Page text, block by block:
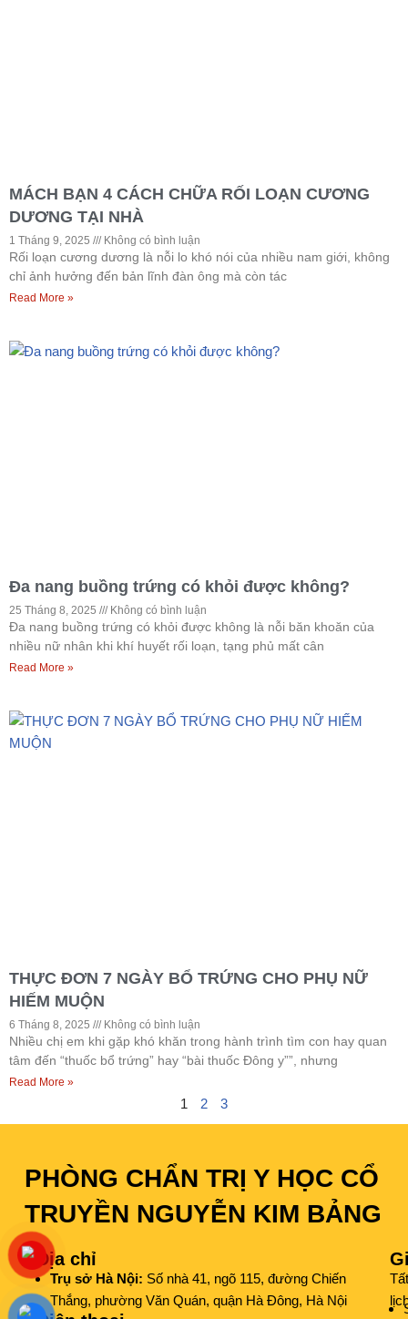
MÁCH BẠN 4 CÁCH CHỮA RỐI LOẠN CƯƠNG
DƯƠNG TẠI NHÀ
1 Tháng 9, 2025 Không có bình luận
Rối loạn cương dương là nỗi lo khó nói của nhiều nam giới, không
chỉ ảnh hưởng đến bản lĩnh đàn ông mà còn tác
Read More »
Đa nang buồng trứng có khỏi được không?
25 Tháng 8, 2025 Không có bình luận
Đa nang buồng trứng có khỏi được không là nỗi băn khoăn của
nhiều nữ nhân khi khí huyết rối loạn, tạng phủ mất cân
Read More »
THỰC ĐƠN 7 NGÀY BỔ TRỨNG CHO PHỤ NỮ
HIẾM MUỘN
6 Tháng 8, 2025 Không có bình luận
Nhiều chị em khi gặp khó khăn trong hành trình tìm con hay quan
tâm đến “thuốc bổ trứng” hay “bài thuốc Đông y””, nhưng
Read More »
1 2 3
PHÒNG CHẨN TRỊ Y HỌC CỔ
TRUYỀN NGUYỄN KIM BẢNG
Địa chỉ
Trụ sở Hà Nội: Số nhà 41, ngõ 115, đường Chiến
Thắng, phường Văn Quán, quận Hà Đông, Hà Nội